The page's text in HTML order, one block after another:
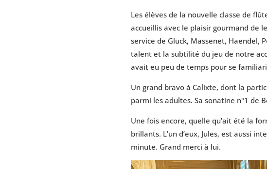
Les élèves de la nouvelle classe de
accueillis avec le plaisir gourmand de
service de Gluck, Massenet, Haendel,
talent et la subtilité du jeu de notre
avait eu peu de temps pour se
Un grand bravo à Calixte, dont la
parmi les adultes. Sa sonatine n°1 de
Une fois encore, quelle qu’ait été la
brillants. L’un d’eux, Jules, est aussi
minute. Grand merci à lui.